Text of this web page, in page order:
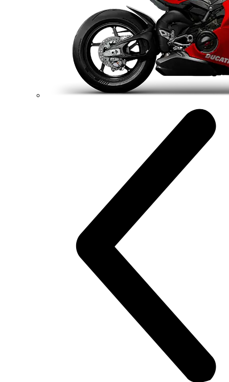
Multistrada V4 Pikes Peak
170 hp Výkon
124 Nm Krútiaci moment
227 kg
Váha bez benzínu
Konfigurátor Objavte viac
newV4 RS
Multistrada V4 RS
180 hp Výkon
118 Nm Krútiaci moment
225 kg Váha bez benzínu